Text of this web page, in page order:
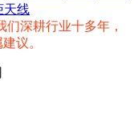
天线
深耕行业十多年，
议。